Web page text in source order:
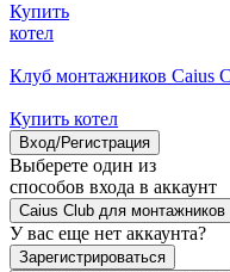
Купить
котел
Клуб монтажников Caius
Купить котел
Вход/Регистрация
Выберете один из
способов входа в аккаунт
Caius Club для монтажников
У вас еще нет аккаунта?
Зарегистрироваться